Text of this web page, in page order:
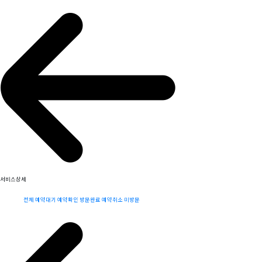
서비스상세
전체 예약대기 예약확인 방문완료 예약취소 미방문